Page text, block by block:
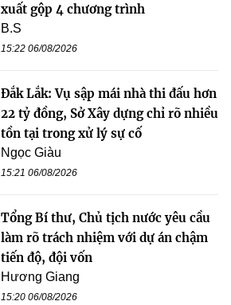
xuất gộp 4 chương trình
B.S
15:22 06/08/2026
Đắk Lắk: Vụ sập mái nhà thi đấu hơn
22 tỷ đồng, Sở Xây dựng chỉ rõ nhiều
tồn tại trong xử lý sự cố
Ngọc Giàu
15:21 06/08/2026
Tổng Bí thư, Chủ tịch nước yêu cầu
làm rõ trách nhiệm với dự án chậm
tiến độ, đội vốn
Hương Giang
15:20 06/08/2026